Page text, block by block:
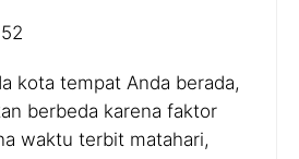
kota tempat Anda berada,
berbeda karena faktor
waktu terbit matahari,